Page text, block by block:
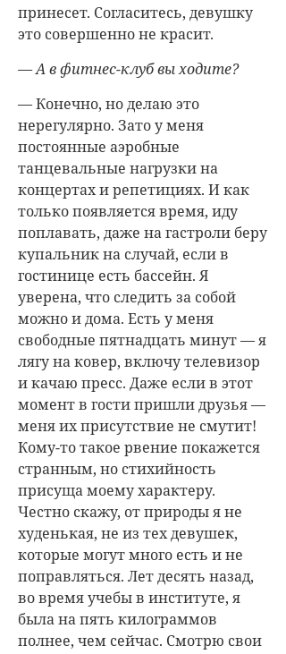
принесет. Согласитесь, девушку
это совершенно не красит.
— А в фитнес-клуб вы ходите?
— Конечно, но делаю это
нерегулярно. Зато у меня
постоянные аэробные
танцевальные нагрузки на
концертах и репетициях. И как
только появляется время, иду
поплавать, даже на гастроли беру
купальник на случай, если в
гостинице есть бассейн. Я
уверена, что следить за собой
можно и дома. Есть у меня
свободные пятнадцать минут — я
лягу на ковер, включу телевизор
и качаю пресс. Даже если в этот
момент в гости пришли друзья —
меня их присутствие не смутит!
Кому-то такое рвение покажется
странным, но стихийность
присуща моему характеру.
Честно скажу, от природы я не
худенькая, не из тех девушек,
которые могут много есть и не
поправляться. Лет десять назад,
во время учебы в институте, я
была на пять килограммов
полнее, чем сейчас. Смотрю свои